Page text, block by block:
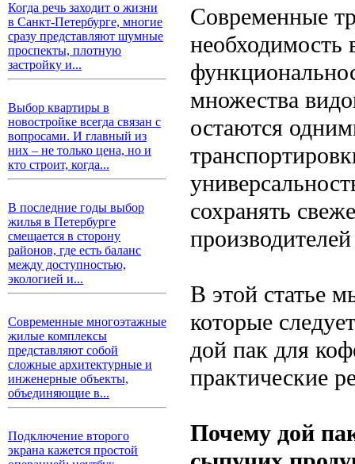
Когда речь заходит о жизни
в Санкт-Петербурге, многие
сразу представляют шумные
проспекты, плотную
застройку и...
Выбор квартиры в
новостройке всегда связан с
вопросами. И главный из
них – не только цена, но и
кто строит, когда...
В последние годы выбор
жилья в Петербурге
смещается в сторону
районов, где есть баланс
между доступностью,
экологией и...
Современные многоэтажные
жилые комплексы
представляют собой
сложные архитектурные и
инженерные объекты,
объединяющие в...
Подключение второго
экрана кажется простой
Современные
необходимость
множества
остаются
сохранять
В этой статье
которые
дой пак для
практические
Почему дой